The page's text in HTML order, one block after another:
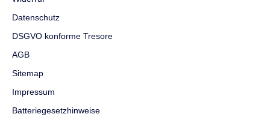
Datenschutz
DSGVO konforme Tresore
AGB
Sitemap
Impressum
Batteriegesetzhinweise